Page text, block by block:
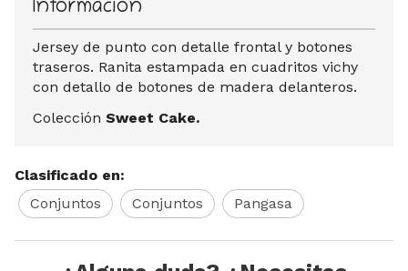
Información
Jersey de punto con detalle frontal y botones
traseros. Ranita estampada en cuadritos vichy
con detallo de botones de madera delanteros.
Colección Sweet Cake.
Clasificado en:
Conjuntos
Conjuntos Pangasa